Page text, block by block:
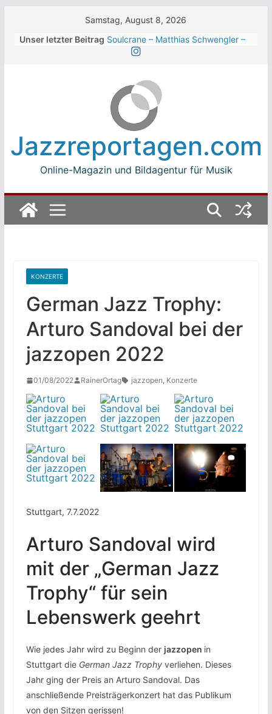
Samstag, August 8, 2026
Unser letzter Beitrag Soulcrane – Matthias Schwengler –
Walter Trout Band beim Winterbach
Zeltspektakel 2026
The Cinelli Brothers beim
Winterbach Zeltspektakel 2026
Jean-Michel Jarre bei den jazz open
Modena auf der Piazza Roma 2026
Jazzreportagen.com
Online-Magazin und Bildagentur für Musik
KONZERTE
German Jazz Trophy:
Arturo Sandoval bei der
jazzopen 2022
01/08/2022 RainerOrtag jazzopen, Konzerte
Stuttgart, 7.7.2022
Arturo Sandoval wird
mit der „German Jazz
Trophy“ für sein
Lebenswerk geehrt
Wie jedes Jahr wird zu Beginn der jazzopen in
Stuttgart die German Jazz Trophyverliehen. Dieses
Jahr ging der Preis an Arturo Sandoval. Das
anschließende Preisträgerkonzert hat das Publikum
von den Sitzen gerissen!